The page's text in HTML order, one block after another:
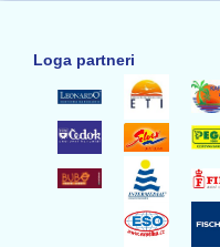
Loga partneri